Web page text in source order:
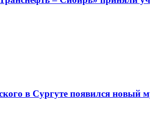
в Сургуте появился новый